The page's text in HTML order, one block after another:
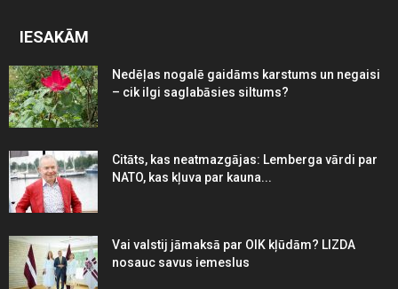
IESAKĀM
Nedēļas nogalē gaidāms karstums un negaisi
– cik ilgi saglabāsies siltums?
Citāts, kas neatmazgājas: Lemberga vārdi par
NATO, kas kļuva par kauna...
Vai valstij jāmaksā par OIK kļūdām? LIZDA
nosauc savus iemeslus